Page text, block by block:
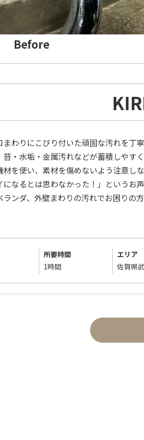
Before
わりにこびり付いた頑固な汚れを丁
・水垢・金属汚れなどが蓄積しやす
を使い、素材を傷めないよう注意し
になるとは思わなかった！」というお
ンダ、外壁まわりの汚れでお困りの
所要時間
1時間
エリア
佐賀県